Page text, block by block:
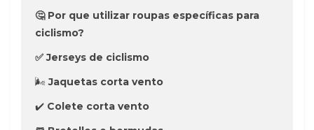
🤔 Por que utilizar roupas específicas para
ciclismo?
✅ Jerseys de ciclismo
🌬️Jaquetas corta vento
✔️ Colete corta vento